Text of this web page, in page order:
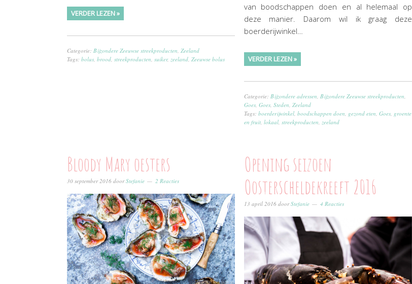
VERDER LEZEN »
Categorie: Bijzondere Zeeuwse streekproducten Zeeland
Tags: bolus brood streekproducten suiker, zeeland Zeeuwse bolus
van boodschappen doen en al helemaal op
deze manier. Daarom wil ik graag deze
boerderijwinkel…
VERDER LEZEN »
Categorie: Bijzondere adressen Bijzondere Zeeuwse streekproducten
Goes, Goes, Steden Zeeland
Tags: boerderijwinkel, boodschappen doen gezond eten Goes, groente
en fruit, lokaal, streekproducten zeeland
Bloody Mary oesters
30 september 2016 doorStefanie 2 Reacties
Opening seizoen
Oosterscheldekreeft 2016
13 april 2016 doorStefanie 4 Reacties